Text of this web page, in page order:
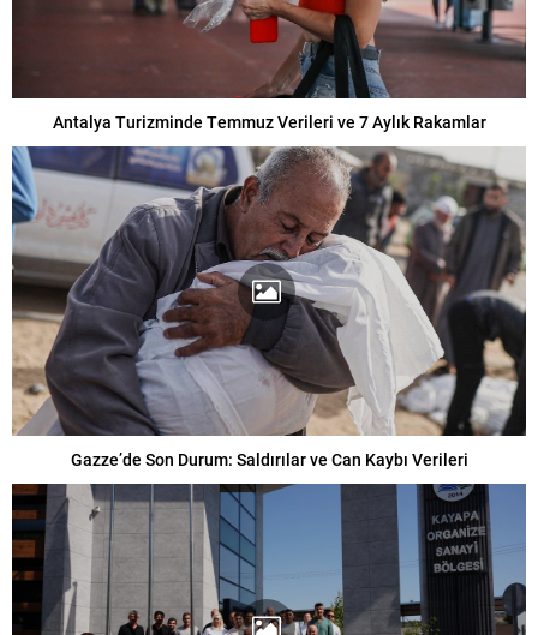
Antalya Turizminde Temmuz Verileri ve 7 Aylık Rakamlar
Gazze’de Son Durum: Saldırılar ve Can Kaybı Verileri